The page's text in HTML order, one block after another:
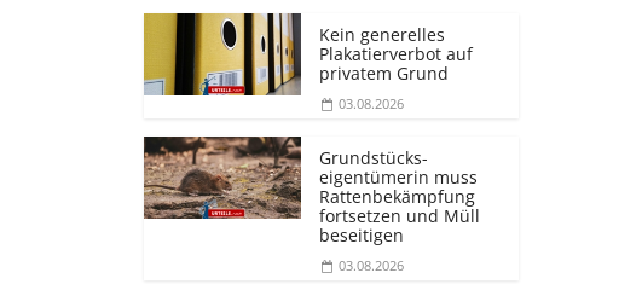
Kein generelles
Plakatierverbot auf
privatem Grund
03.08.2026
Grundstücks­
eigentümerin muss
Rattenbekämpfung
fortsetzen und Müll
beseitigen
03.08.2026